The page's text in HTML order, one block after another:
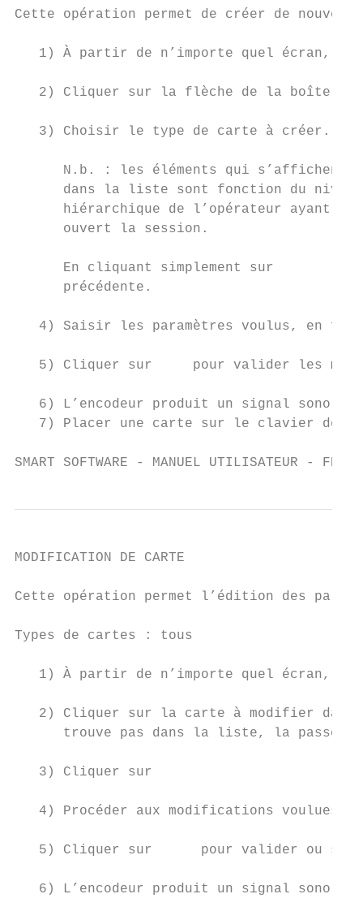
Cette opération permet de créer de
1) À partir de n’importe quel écran,
2) Cliquer sur la flèche de la boîte à
   3) Choisir le type de carte à créer.
      N.b. : les éléments qui s’affichent
      dans la liste sont fonction du niveau
      hiérarchique de l’opérateur ayant
      ouvert la session.
En cliquant simplement sur
      précédente.
4) Saisir les paramètres voulus, en
5) Cliquer sur     pour valider les
   6) L’encodeur produit un signal sonore.
7) Placer une carte sur le clavier de
SMART SOFTWARE - MANUEL
MODIFICATION DE CARTE
Cette opération permet l’édition des
Types de cartes : tous
1) À partir de n’importe quel écran,
2) Cliquer sur la carte à modifier
trouve pas dans la liste, la passer
   3) Cliquer sur
4) Procéder aux modifications voulues
5) Cliquer sur      pour valider ou sur
   6) L’encodeur produit un signal sonore.